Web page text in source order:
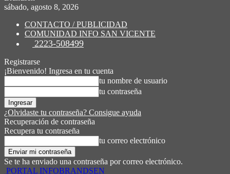
sábado, agosto 8, 2026
CONTACTO / PUBLICIDAD
COMUNIDAD INFO SAN VICENTE
2223-508499
Registrarse
¡Bienvenido! Ingresa en tu cuenta
tu nombre de usuario
tu contraseña
¿Olvidaste tu contraseña? Consigue ayuda
Recuperación de contraseña
Recupera tu contraseña
tu correo electrónico
Se te ha enviado una contraseña por correo electrónico.
PORTAL INFOBRANDSEN